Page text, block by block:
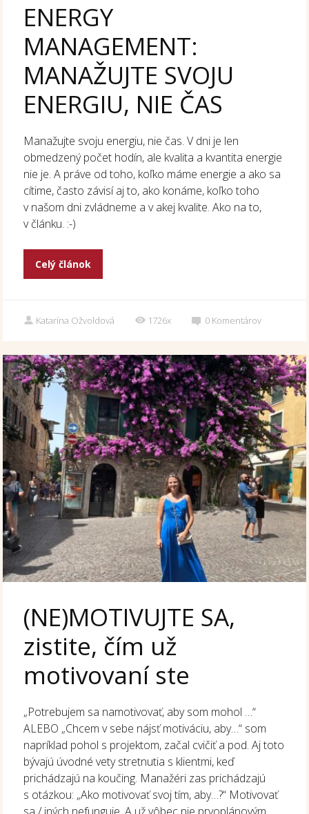
ENERGY
MANAGEMENT:
MANAŽUJTE SVOJU
ENERGIU, NIE ČAS
Manažujte svoju energiu, nie čas. V dni je len
obmedzený počet hodín, ale kvalita a kvantita energie
nie je. A práve od toho, koľko máme energie a ako sa
cítime, často závisí aj to, ako konáme, koľko toho
v našom dni zvládneme a v akej kvalite. Ako na to,
v článku. :-)
Celý článok
Katarína Ožvoldová 1726x 0 Komentárov
(NE)MOTIVUJTE SA,
zistite, čím už
motivovaní ste
„Potrebujem sa namotivovať, aby som mohol …“
ALEBO „Chcem v sebe nájsť motiváciu, aby…“ som
napríklad pohol s projektom, začal cvičiť a pod. Aj toto
bývajú úvodné vety stretnutia s klientmi, keď
prichádzajú na koučing. Manažéri zas prichádzajú
s otázkou: „Ako motivovať svoj tím, aby…?“ Motivovať